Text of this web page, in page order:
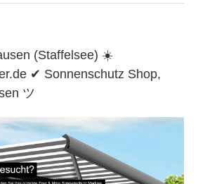
(Staffelsee) ☀️
✔ Sonnenschutz Shop,
ツ